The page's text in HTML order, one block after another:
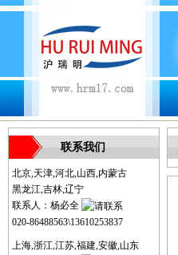
联系我们
北京,天津,河北,山西,内蒙古
黑龙江,吉林,辽宁
联系人：杨必全
020-86488563\13610253837
上海,浙江,江苏,福建,安徽,山东